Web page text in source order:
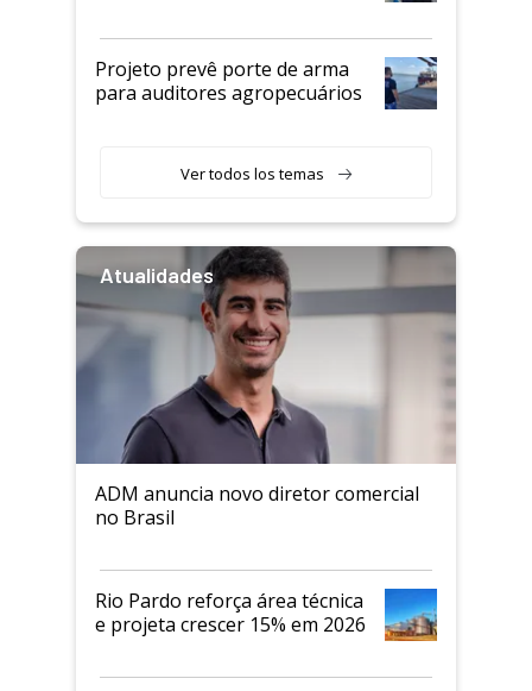
Projeto prevê porte de arma
para auditores agropecuários
Ver todos los temas
Atualidades
ADM anuncia novo diretor comercial
no Brasil
Rio Pardo reforça área técnica
e projeta crescer 15% em 2026